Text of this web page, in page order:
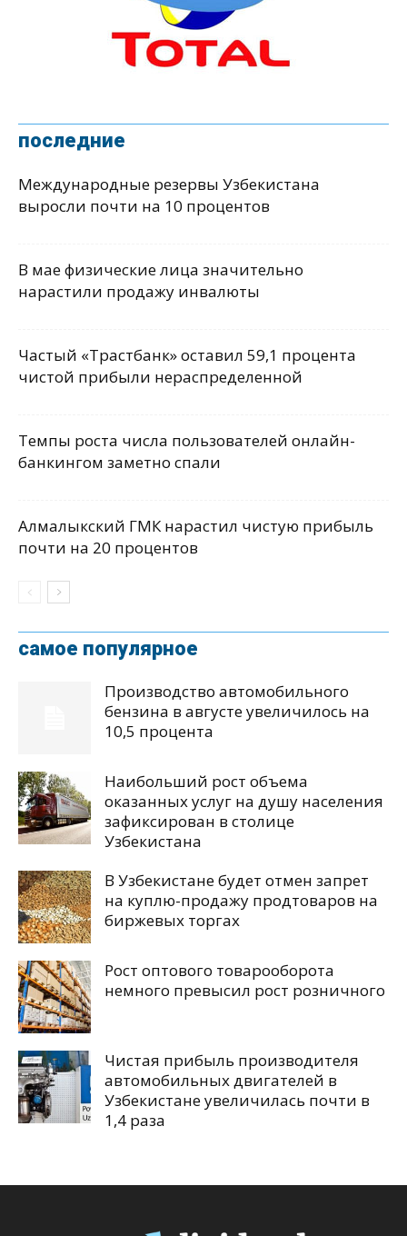
последние
Международные резервы Узбекистана
выросли почти на 10 процентов
В мае физические лица значительно
нарастили продажу инвалюты
Частый «Трастбанк» оставил 59,1 процента
чистой прибыли нераспределенной
Темпы роста числа пользователей онлайн-
банкингом заметно спали
Алмалыкский ГМК нарастил чистую прибыль
почти на 20 процентов
самое популярное
Производство автомобильного
бензина в августе увеличилось на
10,5 процента
Наибольший рост объема
оказанных услуг на душу населения
зафиксирован в столице
Узбекистана
В Узбекистане будет отмен запрет
на куплю-продажу продтоваров на
биржевых торгах
Рост оптового товарооборота
немного превысил рост розничного
Чистая прибыль производителя
автомобильных двигателей в
Узбекистане увеличилась почти в
1,4 раза